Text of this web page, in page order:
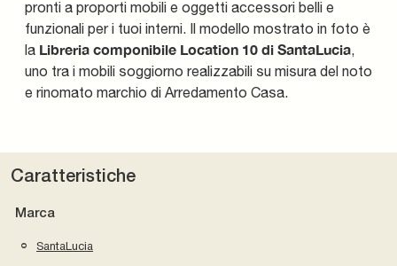
pronti a proporti mobili e oggetti accessori belli e
funzionali per i tuoi interni. Il modello mostrato in foto è
la Libreria componibile Location 10 di SantaLucia,
uno tra i mobili soggiorno realizzabili su misura del noto
e rinomato marchio di Arredamento Casa.
Caratteristiche
Marca
SantaLucia